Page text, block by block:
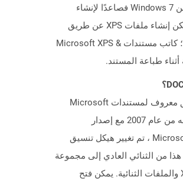
XPS افتراضيًا من Windows 7 فصاعدًا لإنشاء
ملفات XPS. يمكن إنشاء ملفات XPS عن طريق
تحديد & ldquo ؛ كاتب مستندات Microsoft XPS &
Docx هو تنسيق معروف لمستندات Microsoft
Word. تم تقديمه من عام 2007 مع إصدار
Microsoft Office 2007 ، تم تغيير هيكل تنسيق
هذا من الثنائي العادي إلى مجموعة
من ملفات XML والملفات الثنائية. يمكن فتح